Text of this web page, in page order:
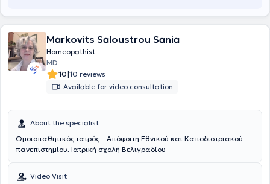
Markovits Saloustrou Sania
Homeopathist
MD
10|10 reviews
Available for video consultation
About the specialist
Ομοιοπαθητικός ιατρός - Απόφοιτη Εθνικού και Καποδιστριακού
πανεπιστημίου. Ιατρική σχολή Βελιγραδίου
Video Visit